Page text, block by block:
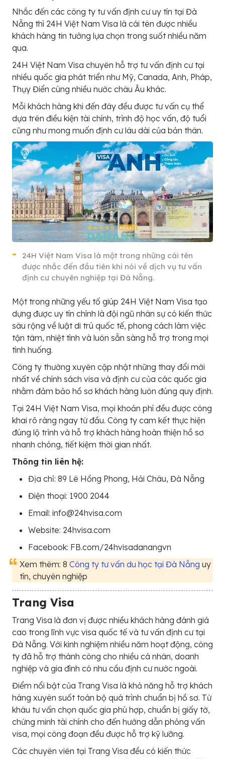
Nhắc đến các công ty tư vấn định cư uy tín tại Đà
Nẵng thì 24H Việt Nam Visa là cái tên được nhiều
khách hàng tin tưởng lựa chọn trong suốt nhiều năm
qua.
24H Việt Nam Visa chuyên hỗ trợ tư vấn định cư tại
nhiều quốc gia phát triển như Mỹ, Canada, Anh, Pháp,
Thụy Điển cùng nhiều nước châu Âu khác.
Mỗi khách hàng khi đến đây đều được tư vấn cụ thể
dựa trên điều kiện tài chính, trình độ học vấn, độ tuổi
cũng như mong muốn định cư lâu dài của bản thân.
24H Việt Nam Visa là một trong những cái tên
được nhắc đến đầu tiên khi nói về dịch vụ tư vấn
định cư chuyên nghiệp tại Đà Nẵng.
Một trong những yếu tố giúp 24H Việt Nam Visa tạo
dựng được uy tín chính là đội ngũ nhân sự có kiến thức
sâu rộng về luật di trú quốc tế, phong cách làm việc
tận tâm, nhiệt tình và luôn sẵn sàng hỗ trợ trong mọi
tình huống.
Công ty thường xuyên cập nhật những thay đổi mới
nhất về chính sách visa và định cư của các quốc gia
nhằm đảm bảo hồ sơ khách hàng luôn đúng quy định.
Tại 24H Việt Nam Visa, mọi khoản phí đều được công
khai rõ ràng ngay từ đầu. Công ty cam kết thực hiện
đúng lộ trình và hỗ trợ khách hàng hoàn thiện hồ sơ
nhanh chóng, tiết kiệm thời gian nhất.
Thông tin liên hệ:
Địa chỉ: 89 Lê Hồng Phong, Hải Châu, Đà Nẵng
Điện thoại: 1900 2044
Email: info@24hvisa.com
Website: 24hvisa.com
Facebook: FB.com/24hvisadanangvn
Xem thêm: 8 Công ty tư vấn du học tại Đà Nẵng uy
tín, chuyên nghiệp
Trang Visa
Trang Visa là đơn vị được nhiều khách hàng đánh giá
cao trong lĩnh vực visa quốc tế và tư vấn định cư tại
Đà Nẵng. Với kinh nghiệm nhiều năm hoạt động, công
ty đã hỗ trợ thành công cho nhiều cá nhân, doanh
nghiệp và gia đình có nhu cầu định cư nước ngoài.
Điểm nổi bật của Trang Visa là khả năng hỗ trợ khách
hàng xuyên suốt toàn bộ quá trình chuẩn bị hồ sơ. Từ
khâu tư vấn chọn quốc gia phù hợp, chuẩn bị giấy tờ,
chứng minh tài chính cho đến hướng dẫn phỏng vấn
visa, mọi công đoạn đều được hỗ trợ kỹ lưỡng.
Các chuyên viên tại Trang Visa đều có kiến thức